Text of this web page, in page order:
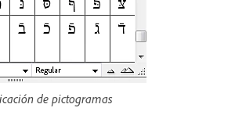
de pictogramas